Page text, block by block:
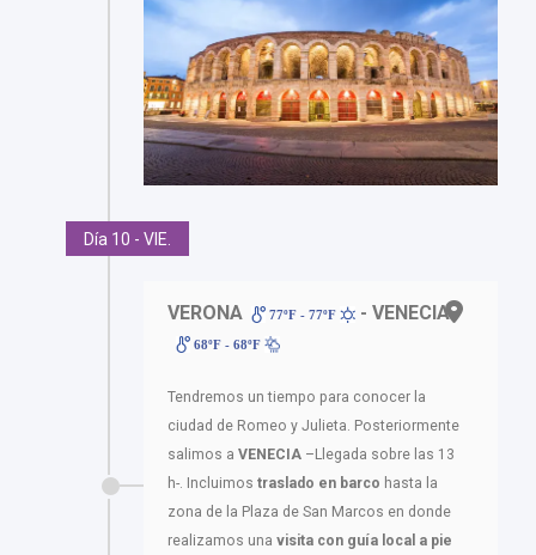
Día 10 - VIE.
VERONA 77ºF - 77ºF - VENECIA
68ºF - 68ºF
Tendremos un tiempo para conocer la
ciudad de Romeo y Julieta. Posteriormente
salimos a VENECIA –Llegada sobre las 13
h-. Incluimos traslado en barco hasta la
zona de la Plaza de San Marcos en donde
realizamos una visita con guía local a pie